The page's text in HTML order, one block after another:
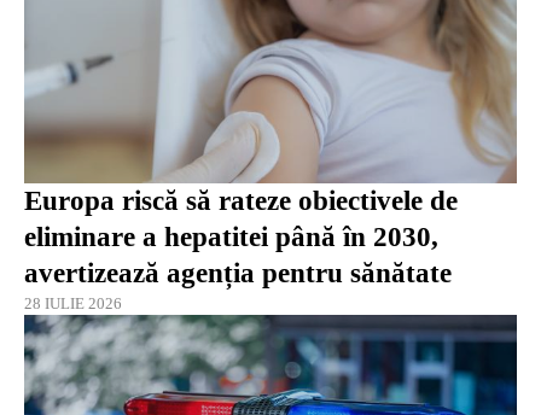
Europa riscă să rateze obiectivele de
eliminare a hepatitei până în 2030,
avertizează agenția pentru sănătate
28 IULIE 2026